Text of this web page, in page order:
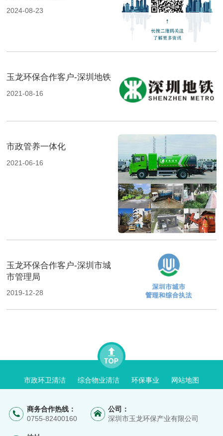
2024-08-23
玉龙环保合作客户-深圳地铁
2021-08-16
市政管养一体化
2021-06-16
玉龙环保合作客户-深圳市城
市管理局
2019-12-28
市政环卫清洁 综合物业清洁 环保事业 网站地图
商务合作热线：
0755-82400160
公司：
深圳市玉龙环保产业有限公司